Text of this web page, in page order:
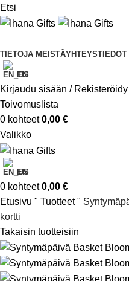
Etsi
TIETOJA MEISTÄYHTEYSTIEDOT
EN
Kirjaudu sisään / Rekisteröidy
Toivomuslista
0 kohteet 0,00 €
Valikko
EN
0 kohteet 0,00 €
Etusivu " Tuotteet"
kortti
Takaisin tuotteisiin